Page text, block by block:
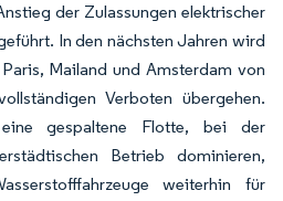
der Zulassungen elektrischer
In den nächsten Jahren wird
Mailand und Amsterdam von
Verboten übergehen.
gespaltene Flotte, bei der
Betrieb dominieren,
weiterhin für